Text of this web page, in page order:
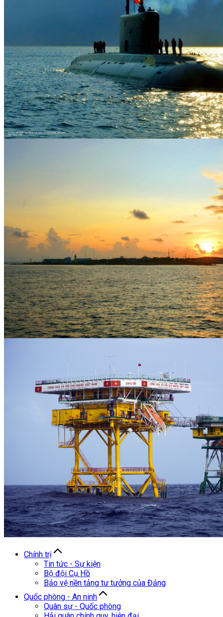
Chính trị
Tin tức - Sự kiện
Bộ đội Cụ Hồ
Bảo vệ nền tảng tư tưởng của Đảng
Quốc phòng - An ninh
Quân sự - Quốc phòng